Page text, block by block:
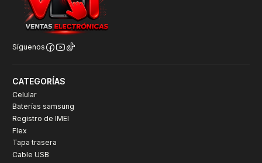
Síguenos
CATEGORÍAS
Celular
Baterías samsung
Registro de IMEI
Flex
Tapa trasera
Cable USB